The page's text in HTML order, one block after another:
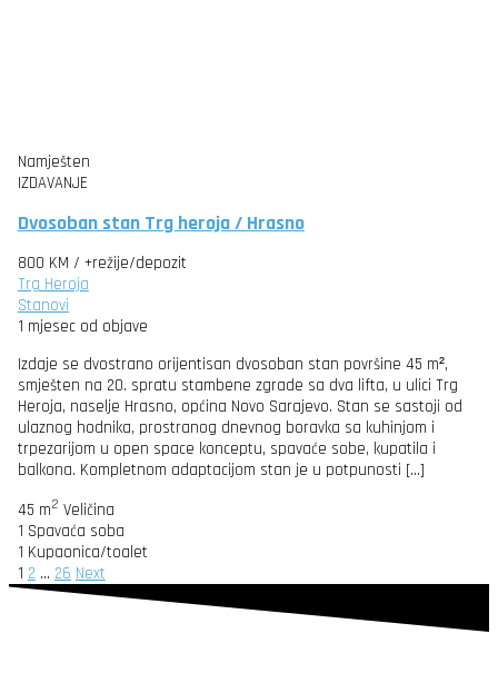
Namješten
IZDAVANJE
Dvosoban stan Trg heroja / Hrasno
800 KM / +režije/depozit
Trg Heroja
Stanovi
1 mjesec od objave
Izdaje se dvostrano orijentisan dvosoban stan površine 45 m²,
smješten na 20. spratu stambene zgrade sa dva lifta, u ulici Trg
Heroja, naselje Hrasno, općina Novo Sarajevo. Stan se sastoji od
ulaznog hodnika, prostranog dnevnog boravka sa kuhinjom i
trpezarijom u open space konceptu, spavaće sobe, kupatila i
balkona. Kompletnom adaptacijom stan je u potpunosti […]
45 m2 Veličina
1 Spavaća soba
1 Kupaonica/toalet
1 2 … 26 Next